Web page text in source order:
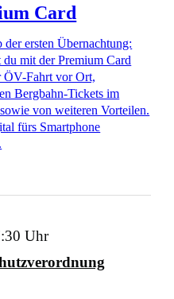
Card
der ersten Übernachtung:
du mit der Premium Card
ÖV-Fahrt vor Ort,
Bergbahn-Tickets im
von weiteren Vorteilen.
fürs Smartphone
Uhr